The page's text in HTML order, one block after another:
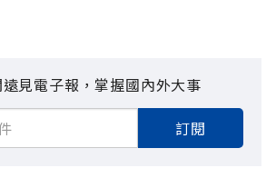
見電子報，掌握國內外大事
訂閱